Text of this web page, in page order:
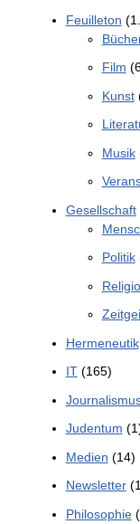
Feuilleton
Film
Kunst
Musik
Gesellschaft
Politik
Hermeneutik
IT(165)
Judentum
Medien (14)
Newsletter
Philosophie